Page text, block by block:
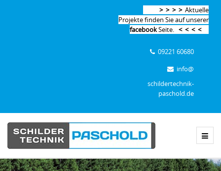
> > > >Aktuelle
Projekte finden Sie auf unserer
facebookSeite. < < < <
09221 60680
info@
schildertechnik-
paschold.de